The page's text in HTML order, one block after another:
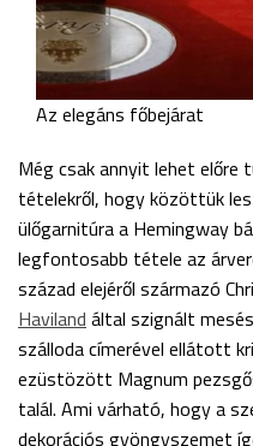
Az elegáns főbejárat
Még csak annyit lehet előre
tételekről, hogy közöttük
ülőgarnitúra a Hemingway
legfontosabb tétele az
század elejéről származó
Haviland által szignált
szálloda címerével ellátott
ezüstözött Magnum
talál. Ami várható, hogy a
dekorációs gyöngyszemet